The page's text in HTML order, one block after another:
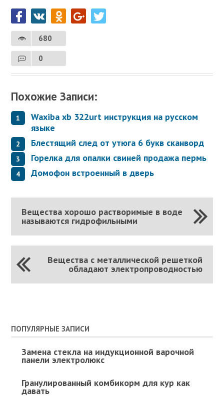
680
0
Похожие Записи:
Waxiba xb 322urt инструкция на русском
языке
Блестящий след от утюга 6 букв сканворд
Горелка для опалки свиней продажа пермь
Домофон встроенный в дверь
Вещества хорошо растворимые в воде
называются гидрофильными
Вещества с металлической решеткой
обладают электропроводностью
ПОПУЛЯРНЫЕ ЗАПИСИ
Замена стекла на индукционной варочной
панели электролюкс
Гранулированный комбикорм для кур как
давать